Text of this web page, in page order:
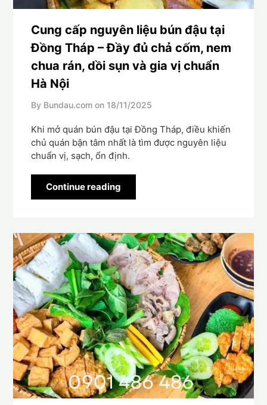
Cung cấp nguyên liệu bún đậu tại
Đồng Tháp – Đầy đủ chả cốm, nem
chua rán, dồi sụn và gia vị chuẩn
Hà Nội
By Bundau.com on 18/11/2025
Khi mở quán bún đậu tại Đồng Tháp, điều khiến
chủ quán bận tâm nhất là tìm được nguyên liệu
chuẩn vị, sạch, ổn định.
Continue reading